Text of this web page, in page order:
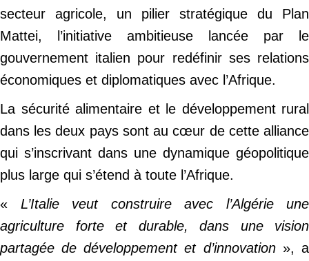
secteur agricole, un pilier stratégique du Plan
Mattei, l’initiative ambitieuse lancée par le
gouvernement italien pour redéfinir ses relations
économiques et diplomatiques avec l’Afrique.
La sécurité alimentaire et le développement rural
dans les deux pays sont au cœur de cette alliance
qui s’inscrivant dans une dynamique géopolitique
plus large qui s’étend à toute l’Afrique.
« L’Italie veut construire avec l’Algérie une
agriculture forte et durable, dans une vision
partagée de développement et d’innovation», a